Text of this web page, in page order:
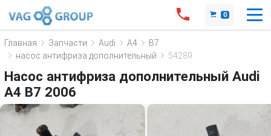
0
Главная Запчасти Audi A4
B7
насос антифриза дополнительный
54289
Насос антифриза дополнительный Audi
A4 B7 2006